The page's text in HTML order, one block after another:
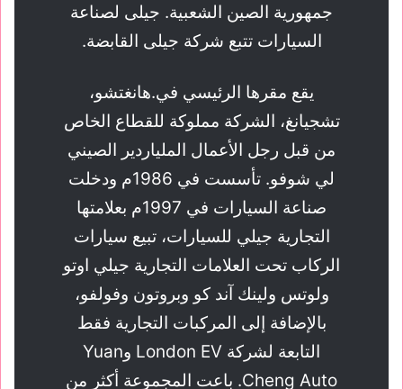
جمهورية الصين الشعبية. جيلى لصناعة
السيارات تتبع شركة جيلى القابضة.
يقع مقرها الرئيسي في.هانغتشو،
تشجيانغ، الشركة مملوكة للقطاع الخاص
من قبل رجل الأعمال الملياردير الصيني
لي شوفو. تأسست في 1986م ودخلت
صناعة السيارات في 1997م بعلامتها
التجارية جيلي للسيارات، تبيع سيارات
الركاب تحت العلامات التجارية جيلي اوتو
ولوتس ولينك آند كو وبروتون وفولفو،
بالإضافة إلى المركبات التجارية فقط
التابعة لشركة London EV وYuan
Cheng Auto. باعت المجموعة أكثر من